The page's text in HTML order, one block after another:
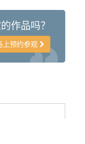
作品吗？
上预约参观